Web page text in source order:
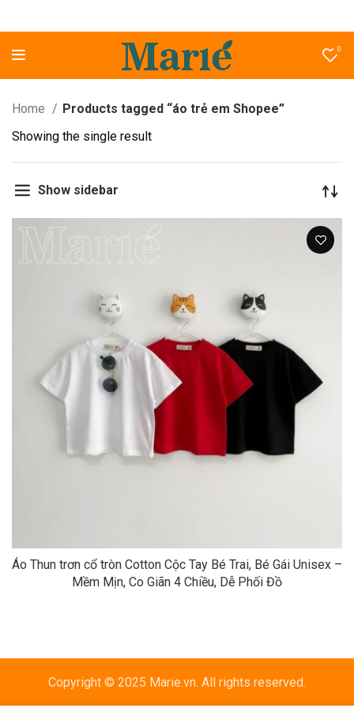
0
Home
Products tagged “áo trẻ em Shopee”
Showing the single result
Show sidebar
Áo Thun trơn cổ tròn Cotton Cộc Tay Bé Trai, Bé Gái Unisex –
Mềm Mịn, Co Giãn 4 Chiều, Dễ Phối Đồ
Copyright © 2025 Marie.vn. All rights reserved.